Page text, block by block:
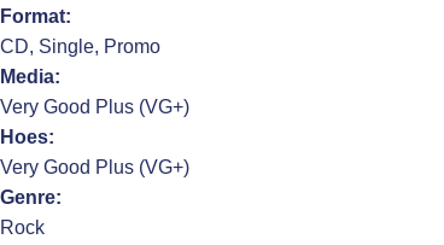
Format:
CD, Single, Promo
Media:
Very Good Plus (VG+)
Hoes:
Very Good Plus (VG+)
Genre:
Rock